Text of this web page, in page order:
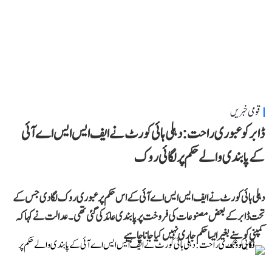
قومی خبریں
ڈابر کو عبوری راحت: دہلی ہائی کورٹ نے ایف ایس ایس اے آئی
کے پابندی والے حکم پر لگائی روک
دہلی ہائی کورٹ نے ایف ایس ایس اے آئی کے اس حکم پر عبوری روک لگا دی جس کے
تحت ڈابر کے بعض مصنوعات کی فروخت پر پابندی عائد کی گئی تھی۔ عدالت نے کہا کہ
کمپنی کو سنے بغیر ایسا حکم جاری نہیں کیا جانا چاہیے